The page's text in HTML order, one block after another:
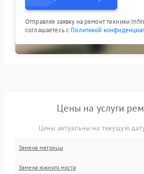
Отправляя заявку на ремонт техники
соглашаетесь с Политикой
Цены на услуги
Цены актуальны на текущую
Замена матрицы
Замена южного моста